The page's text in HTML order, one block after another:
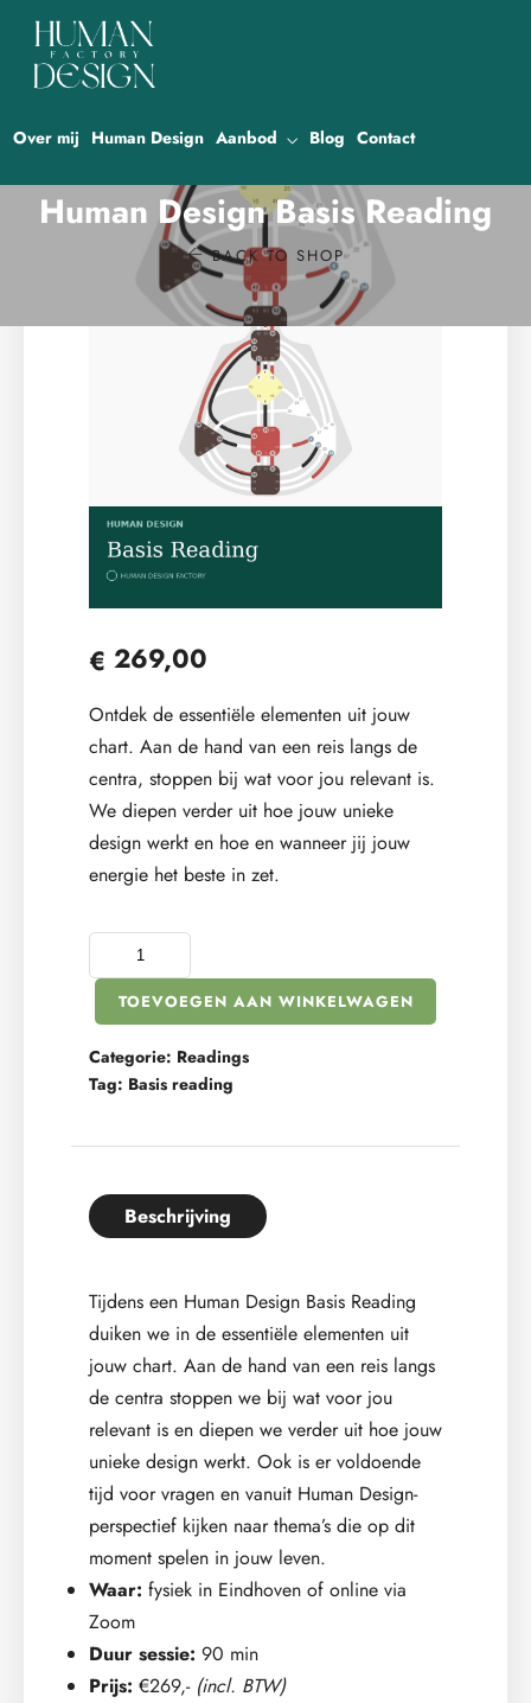
Over mij Human Design Aanbod Blog Contact
Human Design Basis Reading
BACK TO SHOP
€ 269,00
Ontdek de essentiële elementen uit jouw
chart. Aan de hand van een reis langs de
centra, stoppen bij wat voor jou relevant is.
We diepen verder uit hoe jouw unieke
design werkt en hoe en wanneer jij jouw
energie het beste in zet.
TOEVOEGEN AAN WINKELWAGEN
Categorie: Readings
Tag: Basis reading
Beschrijving
Tijdens een Human Design Basis Reading
duiken we in de essentiële elementen uit
jouw chart. Aan de hand van een reis langs
de centra stoppen we bij wat voor jou
relevant is en diepen we verder uit hoe jouw
unieke design werkt. Ook is er voldoende
tijd voor vragen en vanuit Human Design-
perspectief kijken naar thema’s die op dit
moment spelen in jouw leven.
Waar: fysiek in Eindhoven of online via
Zoom
Duur sessie: 90 min
Prijs: €269,- (incl. BTW)